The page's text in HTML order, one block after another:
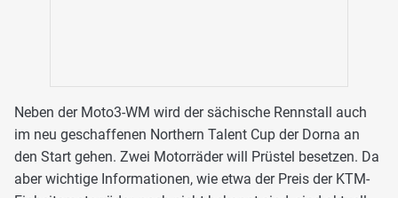
Neben der Moto3-WM wird der sächische Rennstall auch
im neu geschaffenen Northern Talent Cup der Dorna an
den Start gehen. Zwei Motorräder will Prüstel besetzen. Da
aber wichtige Informationen, wie etwa der Preis der KTM-